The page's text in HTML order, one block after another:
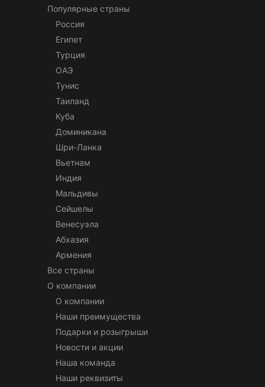
Популярные страны
Россия
Египет
Турция
ОАЭ
Тунис
Таиланд
Куба
Доминикана
Шри-Ланка
Вьетнам
Индия
Мальдивы
Сейшелы
Венесуэла
Абхазия
Армения
Все страны
О компании
О компании
Наши преимущества
Подарки и розыгрыши
Новости и акции
Наша команда
Наши реквизиты